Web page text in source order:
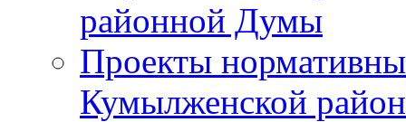
районной Думы
Проекты
Кумылженской